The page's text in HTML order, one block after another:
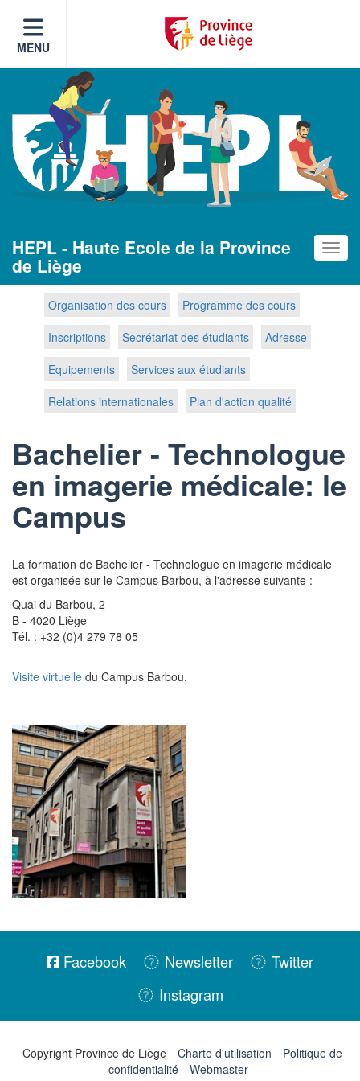
MENU
HEPL - Haute Ecole de la Province
de Liège
Organisation des cours
Programme des cours
Inscriptions
Secrétariat des étudiants
Adresse
Equipements
Services aux étudiants
Relations internationales
Plan d'action qualité
Bachelier - Technologue
en imagerie médicale: le
Campus
La formation de Bachelier - Technologue en imagerie médicale
est organisée sur le Campus Barbou, à l'adresse suivante :
Quai du Barbou, 2
B - 4020 Liège
Tél. : +32 (0)4 279 78 05
Visite virtuelle du Campus Barbou.
Facebook Newsletter
Twitter
Instagram
Copyright Province de Liège Charte d'utilisation
Politique de
confidentialité
Webmaster